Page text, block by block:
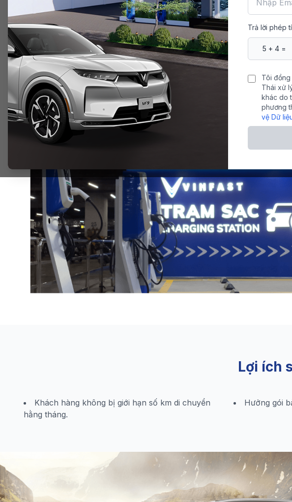
IP67. Ngoài ra, quá trình xe hoạt động hoàn toàn không diễn ra quá
cháy, nhờ vậy có thể loại bỏ tối đa nguy cơ gây cháy nổ.
Lợi ích
Khách hàng không bị giới hạn số km di chuyển
hằng tháng.
Hưởng gói
Trả lời phép
Tôi
Thái xử
khác do
phương
vệ Dữ